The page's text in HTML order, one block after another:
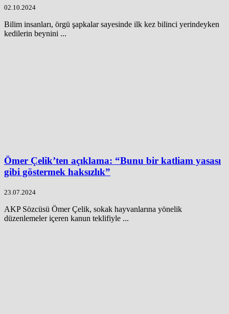
02.10.2024
Bilim insanları, örgü şapkalar sayesinde ilk kez bilinci yerindeyken
kedilerin beynini ...
Ömer Çelik’ten açıklama: “Bunu bir katliam yasası
gibi göstermek haksızlık”
23.07.2024
AKP Sözcüsü Ömer Çelik, sokak hayvanlarına yönelik
düzenlemeler içeren kanun teklifiyle ...